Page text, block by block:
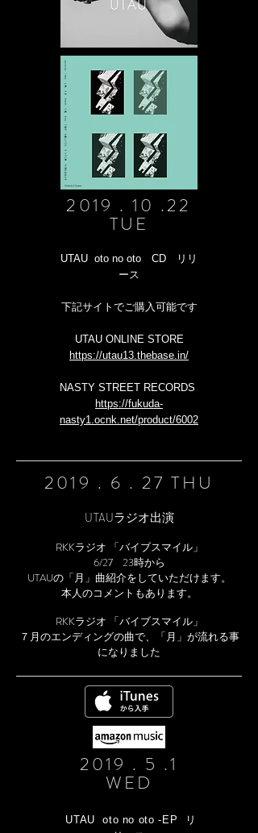
2019 . 10 .22
TUE
UTAU oto no oto CD リリ
ース
​下記サイトでご購入可能です
UTAU ONLINE STORE
https://utau13.thebase.in/
NASTY STREET RECORDS
https://fukuda-
nasty1.ocnk.net/product/6002
2019 . 6 . 27 THU
​UTAUラジオ出演
RKKラジオ 「バイブスマイル」
6/27 23時から
UTAUの「月」曲紹介をしていただけます。
本人のコメントもあります。
RKKラジオ 「バイブスマイル」
７月のエンディングの曲で、「月」が流れる事
になりました
2019 . 5 .1
WED
UTAU oto no oto -EP リ